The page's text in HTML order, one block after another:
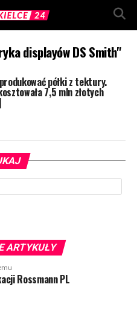
displayów DS Smith"
półki z tektury.
7,5 mln złotych
ARTYKUŁY
Rossmann PL